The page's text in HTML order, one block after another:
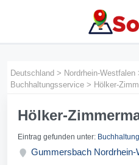
Deutschland > Nordrhein-Westfalen
Buchhaltungsservice > Hölker-
Hölker-
Eintrag gefunden unter:
Gummersbach Nordrhein-